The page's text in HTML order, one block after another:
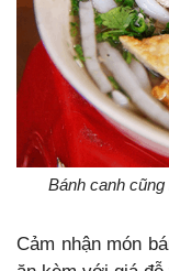
Bánh canh
Cảm nhận món